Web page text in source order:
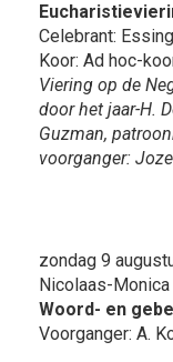
Celebrant:
Koor: Ad hoc-
Viering op de
door het jaar-H.
Guzman,
voorganger:
zondag 9
Nicolaas-
Woord- en
Voorganger: A.